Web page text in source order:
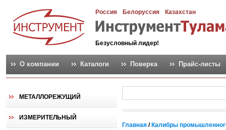
Россия Белоруссия Казахстан
Безусловный лидер!
О компании Каталоги Поверка Прайс-листы
МЕТАЛЛОРЕЖУЩИЙ
ИЗМЕРИТЕЛЬНЫЙ
Главная / Калибры